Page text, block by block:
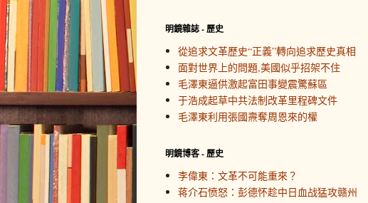
明鏡雜誌 - 歷史
從追求文革歷史“正義”轉向追求歷史真相
面對世界上的問題,美國似乎招架不住
毛澤東逼供激起富田事變震驚蘇區
于浩成起草中共法制改革里程碑文件
毛澤東利用張國燾奪周恩來的權
明鏡博客 - 歷史
李偉東：文革不可能重來？
蒋介石愤怒：彭德怀趁中日血战猛攻赣州